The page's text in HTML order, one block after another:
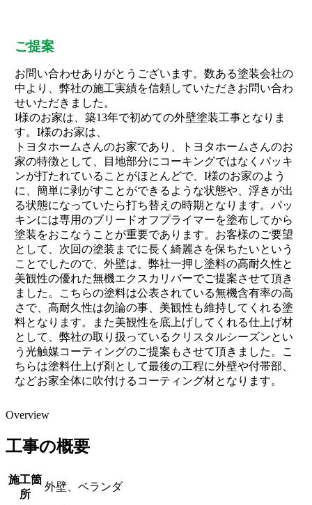
ご提案
お問い合わせありがとうございます。数ある塗装会社の
中より、弊社の施工実績を信頼していただきお問い合わ
せいただきました。
I様のお家は、築13年で初めての外壁塗装工事となりま
す。I様のお家は、
トヨタホームさんのお家であり、トヨタホームさんのお
家の特徴として、目地部分にコーキングではなくパッキ
ンが打たれていることがほとんどで、I様のお家のよう
に、簡単に剥がすことができるような状態や、浮きが出
る状態になっていたら打ち替えの時期となります。パッ
キンには専用のブリードオフプライマーを塗布してから
塗装をおこなうことが重要であります。お客様のご要望
として、次回の塗装までに長く綺麗さを保ちたいという
ことでしたので、外壁は、弊社一押し塗料の高耐久性と
美観性の優れた無機エクスカリバーでご提案させて頂き
ました。こちらの塗料は公表されている無機含有率の高
さで、高耐久性は勿論の事、美観性も維持してくれる塗
料となります。また美観性を底上げしてくれる仕上げ材
として、弊社の取り扱っているクリスタルシーズンとい
う光触媒コーティングのご提案もさせて頂きました。こ
ちらは塗料仕上げ剤として最後の工程に外壁や付帯部、
などお家全体に吹付けるコーティング材となります。
Overview
工事の概要
施工箇
所
外壁、ベランダ